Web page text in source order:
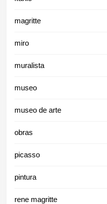
magritte
miro
muralista
museo
museo de arte
obras
picasso
pintura
rene magritte